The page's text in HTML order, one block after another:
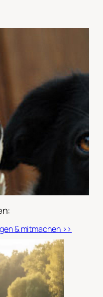
& mitmachen >>